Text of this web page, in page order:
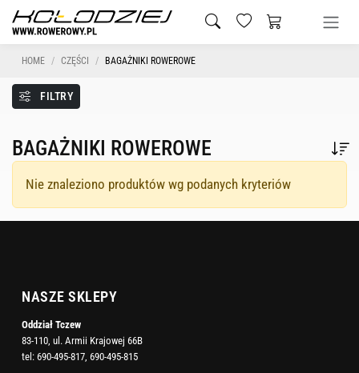
HOME CZĘŚCI BAGAŻNIKI ROWEROWE
FILTRY
BAGAŻNIKI ROWEROWE
Nie znaleziono produktów wg podanych kryteriów
NASZE SKLEPY
Oddział Tczew
83-110, ul. Armii Krajowej 66B
tel: 690-495-817, 690-495-815